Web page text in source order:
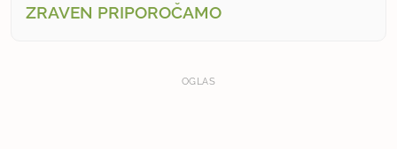
ZRAVEN PRIPOROČAMO
OGLAS